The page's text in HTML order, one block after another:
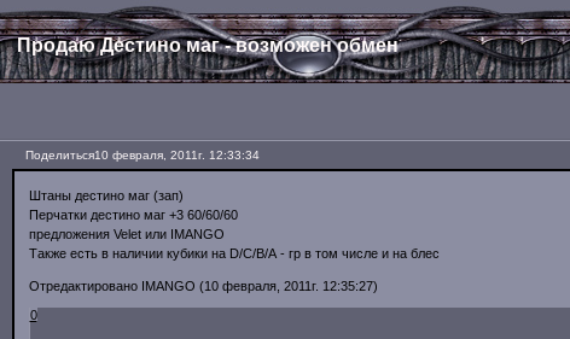
Продаю Дестино маг - возможен обмен
Поделиться10 февраля, 2011г. 12:33:34
Штаны дестино маг (зап)
Перчатки дестино маг +3 60/60/60
предложения Velet или IMANGO
Также есть в наличии кубики на D/C/B/А - гр в том числе и на блес
Отредактировано IMANGO (10 февраля, 2011г. 12:35:27)
0